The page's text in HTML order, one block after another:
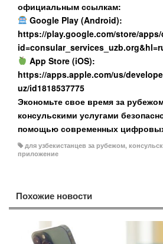
официальным ссылкам:
Google Play (Android):
https://play.google.com/store/
App Store (iOS):
https://apps.apple.com/us/
uz/id1818537775
Экономьте свое время за
консульскими услугами
помощью современных
для узбекистанцев за рубежом,
приложение
Похожие новости